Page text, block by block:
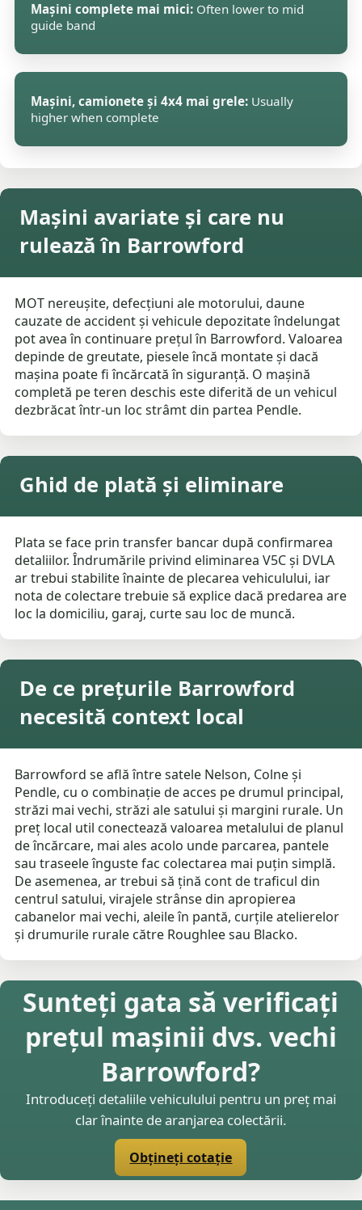
Mașini complete mai mici: Often lower to mid
guide band
Mașini, camionete și 4x4 mai grele: Usually
higher when complete
Mașini avariate și care nu
rulează în Barrowford
MOT nereușite, defecțiuni ale motorului, daune
cauzate de accident și vehicule depozitate îndelungat
pot avea în continuare prețul în Barrowford. Valoarea
depinde de greutate, piesele încă montate și dacă
mașina poate fi încărcată în siguranță. O mașină
completă pe teren deschis este diferită de un vehicul
dezbrăcat într-un loc strâmt din partea Pendle.
Ghid de plată și eliminare
Plata se face prin transfer bancar după confirmarea
detaliilor. Îndrumările privind eliminarea V5C și DVLA
ar trebui stabilite înainte de plecarea vehiculului, iar
nota de colectare trebuie să explice dacă predarea are
loc la domiciliu, garaj, curte sau loc de muncă.
De ce prețurile Barrowford
necesită context local
Barrowford se află între satele Nelson, Colne și
Pendle, cu o combinație de acces pe drumul principal,
străzi mai vechi, străzi ale satului și margini rurale. Un
preț local util conectează valoarea metalului de planul
de încărcare, mai ales acolo unde parcarea, pantele
sau traseele înguste fac colectarea mai puțin simplă.
De asemenea, ar trebui să țină cont de traficul din
centrul satului, virajele strânse din apropierea
cabanelor mai vechi, aleile în pantă, curțile atelierelor
și drumurile rurale către Roughlee sau Blacko.
Sunteți gata să verificați
prețul mașinii dvs. vechi
Barrowford?
Introduceți detaliile vehiculului pentru un preț mai
clar înainte de aranjarea colectării.
Obțineți cotație